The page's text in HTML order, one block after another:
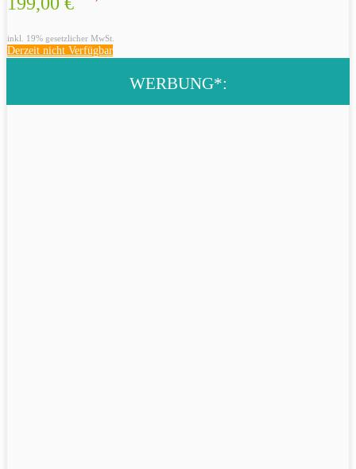
inkl. 19% gesetzlicher MwSt.
Derzeit nicht Verfügbar
WERBUNG*: